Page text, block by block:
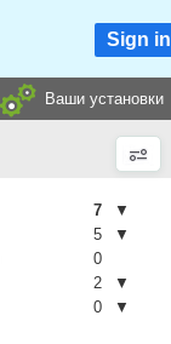
Sign in
Ваши установки
7
▼
5
▼
0
2
▼
0 ▼